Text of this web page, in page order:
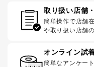
取り扱い店舗
簡単操作で店舗
や取り扱い店舗
オンライン試
簡単なアンケー